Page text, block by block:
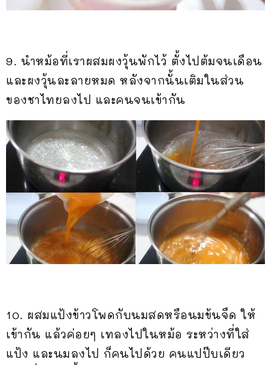
9. นำหม้อที่เราผสมผงวุ้นพักไว้ ตั้งไปต้มจนเดือน
และผงวุ้นละลายหมด หลังจากนั้นเติมในส่วน
ของชาไทยลงไป และคนจนเข้ากัน
10. ผสมแป้งข้าวโพดกับนมสดหรือนมข้นจืด ให้
เข้ากัน แล้วค่อยๆ เทลงไปในหม้อ ระหว่างที่ใส่
แป้ง และนมลงไป ก็คนไปด้วย คนแปป๊บเดียว